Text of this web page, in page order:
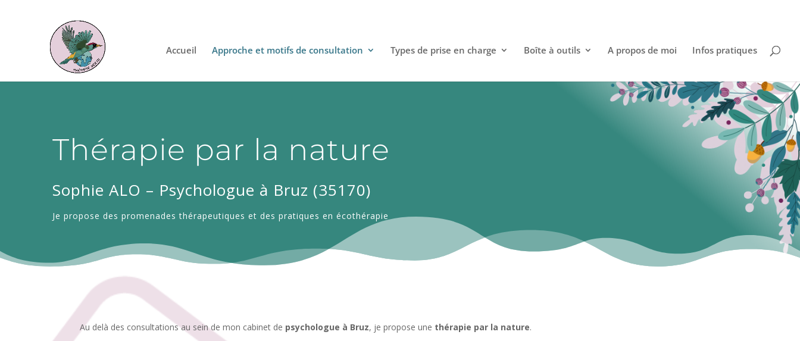
Accueil Approche et motifs de consultation Types de prise en charge Boîte à outils A propos de moi Infos pratiques
Thérapie par la nature
Sophie ALO – Psychologue à Bruz (35170)
Je propose des promenades thérapeutiques et des pratiques en écothérapie
Au delà des consultations au sein de mon cabinet de psychologue à Bruz, je propose une thérapie par la nature.